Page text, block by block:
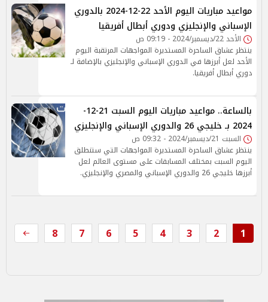
مواعيد مباريات اليوم الأحد 22-12-2024 بالدوري
الإسباني والإنجليزي ودوري أبطال أفريقيا
الأحد 22/ديسمبر/2024 - 09:19 ص
ينتظر عشاق الساحرة المستديرة المواجهات المرتقبة اليوم
الأحد لعل أبرزها في الدوري الإسباني والإنجليزي بالإضافة لـ
دوري أبطال أفريقيا.
بالساعة.. مواعيد مباريات اليوم السبت 21-12-
2024 بـ خليجي 26 والدوري الإسباني والإنجليزي
السبت 21/ديسمبر/2024 - 09:32 ص
ينتظر عشاق الساحرة المستديرة المواجهات التي ستنطلق
اليوم السبت بمختلف المسابقات على مستوى العالم لعل
أبرزها خليجي 26 والدوري الإسباني والمصري والإنجليزي.
1
2
3
4
5
6
7
8